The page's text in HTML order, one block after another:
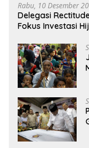
Rabu, 10 Desember
Delegasi
Fokus Investasi